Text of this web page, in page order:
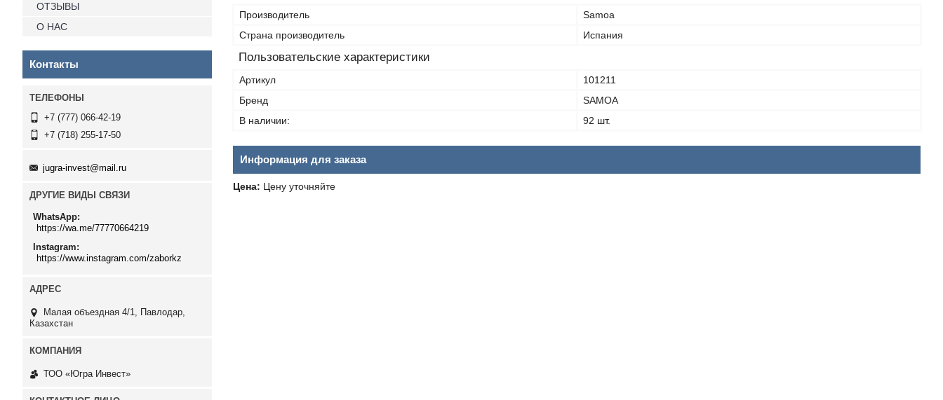
Производитель
Samoa
Страна производитель
Испания
Пользовательские характеристики
Артикул
101211
Бренд
SAMOA
В наличии:
92 шт.
Информация для заказа
Цена: Цену уточняйте
ОТЗЫВЫ
О НАС
Контакты
+7 (777) 066-42-19
+7 (718) 255-17-50
jugra-invest@mail.ru
ДРУГИЕ ВИДЫ СВЯЗИ
WhatsApp
https://wa.me/77770664219
Instagram
https://www.instagram.com/zaborkz
Малая объездная 4/1, Павлодар,
Казахстан
ТОО «Югра Инвест»